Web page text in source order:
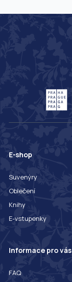
E-shop
Suvenýry
Oblečení
Knihy
E-vstupenky
Informace pro vás
FAQ